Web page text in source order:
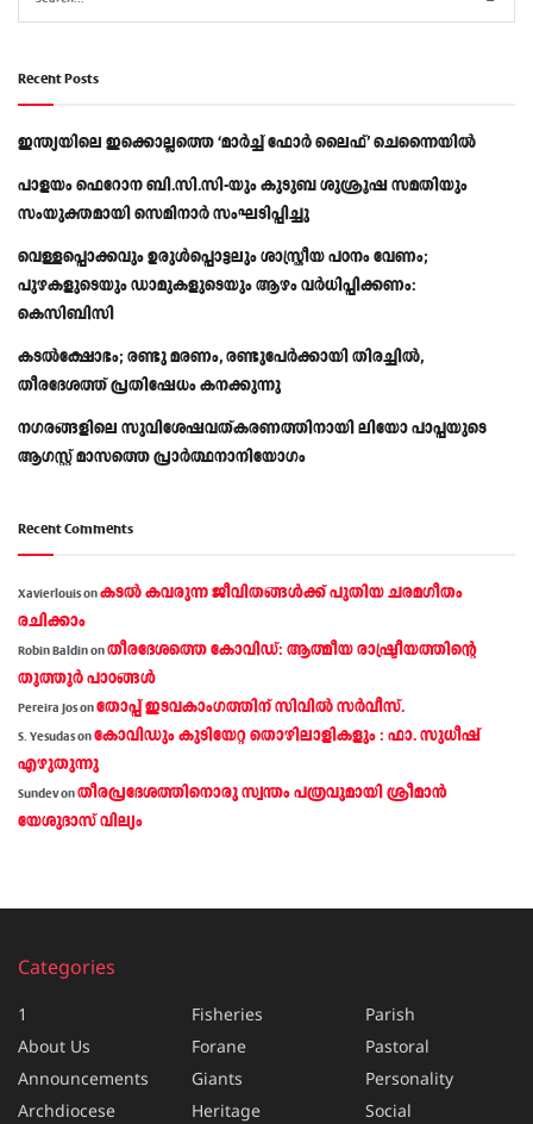
Recent Posts
ഇന്ത്യയിലെ ഇക്കൊല്ലത്തെ ‘മാർച്ച് ഫോർ ലൈഫ്’ ചെന്നൈയിൽ
പാളയം ഫെറോന ബി.സി.സി-യും കുടുബ ശുശ്രൂഷ സമതിയും
സംയുക്തമായി സെമിനാർ സംഘടിപ്പിച്ചു
വെള്ളപ്പൊക്കവും ഉരുള്‍പ്പൊട്ടലും ശാസ്ത്രീയ പഠനം വേണം;
പുഴകളുടെയും ഡാമുകളുടെയും ആഴം വര്‍ധിപ്പിക്കണം:
കെസിബിസി
കടൽക്ഷോഭം; രണ്ടു മരണം, രണ്ടുപേർക്കായി തിരച്ചിൽ,
തീരദേശത്ത് പ്രതിഷേധം കനക്കുന്നു
നഗരങ്ങളിലെ സുവിശേഷവത്കരണത്തിനായി ലിയോ പാപ്പയുടെ
ആഗസ്റ്റ് മാസത്തെ പ്രാര്‍ത്ഥനാനിയോഗം
Recent Comments
Xavierlouisonകടല്‍ കവരുന്ന ജീവിതങ്ങള്‍ക്ക് പുതിയ ചരമഗീതം
രചിക്കാം
Robin Baldinonതീരദേശത്തെ കോവിഡ്: ആത്മീയ രാഷ്ട്രീയത്തിന്റെ
തൂത്തൂര്‍ പാഠങ്ങൾ
Pereira Josonതോപ്പ് ഇടവകാംഗത്തിന് സിവിൽ സർവീസ്.
S. Yesudasonകോവിഡും കുടിയേറ്റ തൊഴിലാളികളും : ഫാ. സുധീഷ്
എഴുതുന്നു
Sundevonതീരപ്രദേശത്തിനൊരു സ്വന്തം പത്രവുമായി ശ്രീമാന്‍
യേശുദാസ് വില്യം
Categories
1
About Us
Announcements
Archdiocese
Fisheries
Forane
Giants
Heritage
Parish
Pastoral
Personality
Social